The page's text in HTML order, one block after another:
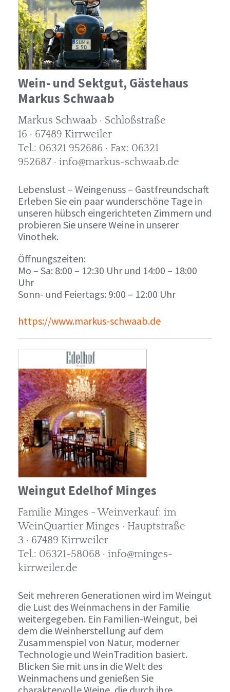
Wein- und Sektgut, Gästehaus
Markus Schwaab
Markus Schwaab · Schloßstraße
16 · 67489 Kirrweiler
Tel.: 06321 952686 · Fax: 06321
952687 · info@markus-schwaab.de
Lebenslust – Weingenuss – Gastfreundschaft
Erleben Sie ein paar wunderschöne Tage in
unseren hübsch eingerichteten Zimmern und
probieren Sie unsere Weine in unserer
Vinothek.
Öffnungszeiten:
Mo – Sa: 8:00 – 12:30 Uhr und 14:00 – 18:00
Uhr
Sonn- und Feiertags: 9:00 – 12:00 Uhr
https://www.markus-schwaab.de
Weingut Edelhof Minges
Familie Minges - Weinverkauf: im
WeinQuartier Minges · Hauptstraße
3 · 67489 Kirrweiler
Tel.: 06321-58068 · info@minges-
kirrweiler.de
Seit mehreren Generationen wird im Weingut
die Lust des Weinmachens in der Familie
weitergegeben. Ein Familien-Weingut, bei
dem die Weinherstellung auf dem
Zusammenspiel von Natur, moderner
Technologie und WeinTradition basiert.
Blicken Sie mit uns in die Welt des
Weinmachens und genießen Sie